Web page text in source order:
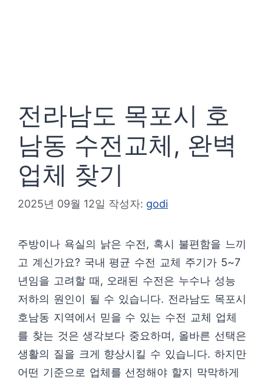
전라남도 목포시 호
남동 수전교체, 완벽
업체 찾기
2025년 09월 12일 작성자: godi
주방이나 욕실의 낡은 수전, 혹시 불편함을 느끼
고 계신가요? 국내 평균 수전 교체 주기가 5~7
년임을 고려할 때, 오래된 수전은 누수나 성능
저하의 원인이 될 수 있습니다. 전라남도 목포시
호남동 지역에서 믿을 수 있는 수전 교체 업체
를 찾는 것은 생각보다 중요하며, 올바른 선택은
생활의 질을 크게 향상시킬 수 있습니다. 하지만
어떤 기준으로 업체를 선정해야 할지 막막하게